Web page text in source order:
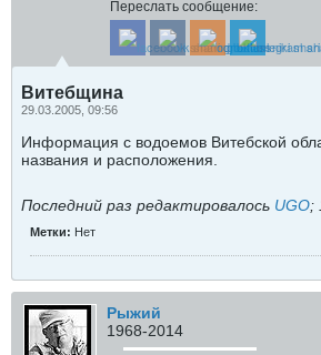
Переслать сообщение:
Витебщина
29.03.2005, 09:56
Информация с водоемов Витебской
названия и расположения.
Последний раз редактировалось UGO;
Метки: Нет
Рыжий
1968-2014